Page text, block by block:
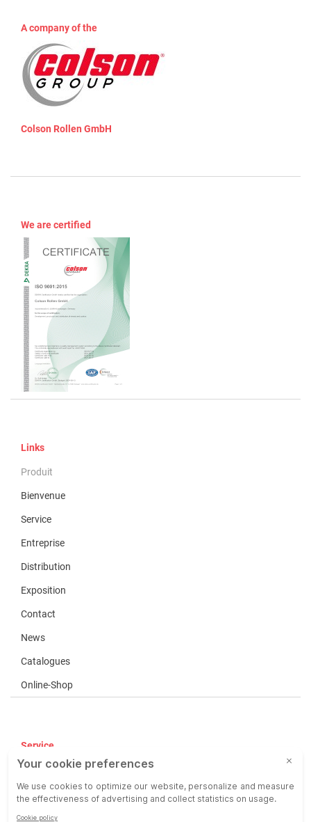
A company of the
Colson Rollen GmbH
We are certified
Links
Produit
Bienvenue
Service
Entreprise
Distribution
Exposition
Contact
News
Catalogues
Online-Shop
Service
CGV
COP
Responsabilité